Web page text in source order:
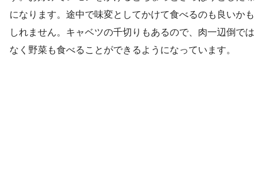
になります。途中で味変としてかけて食べるのも良いかも
しれません。キャベツの千切りもあるので、肉一辺倒では
なく野菜も食べることができるようになっています。